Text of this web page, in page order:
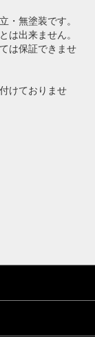
・無塗装です。
は出来ません。
は保証できませ
けておりませ